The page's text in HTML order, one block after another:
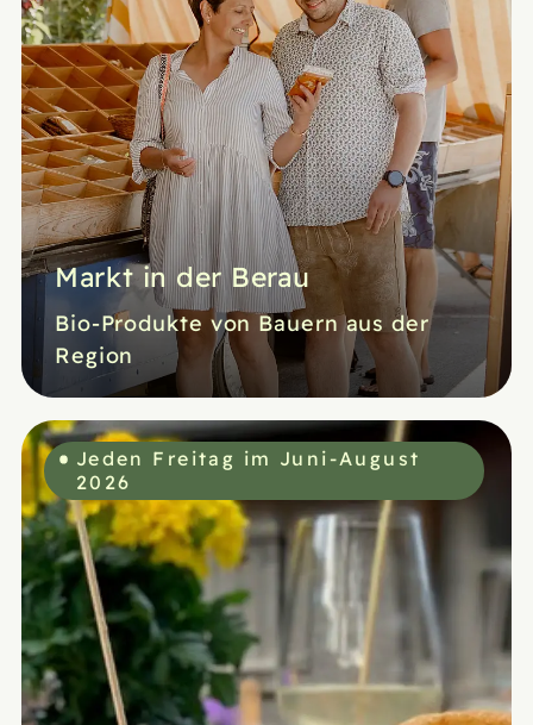
Markt in der Berau
Bio-Produkte von Bauern aus der
Region
Jeden Freitag im Juni-August
2026